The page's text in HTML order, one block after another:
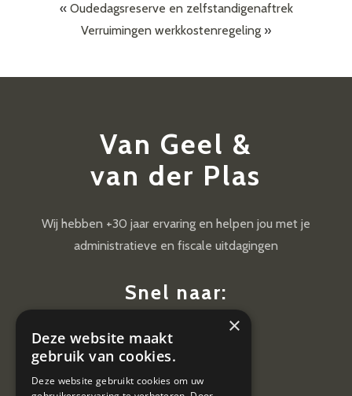
« Oudedagsreserve en zelfstandigenaftrek
Verruimingen werkkostenregeling »
Van Geel &
van der Plas
Wij hebben +30 jaar ervaring en helpen jou met je
administratieve en fiscale uitdagingen
Snel naar:
Diensten
×
Deze website maakt
gebruik van cookies.
Deze website gebruikt cookies om uw